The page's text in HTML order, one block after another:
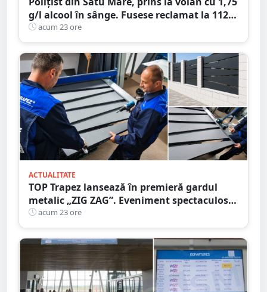
g/l alcool în sânge. Fusese reclamat la 112
că circula pe contrasens
acum 23 ore
ACTUALITATE
TOP Trapez lansează în premieră gardul
metalic „ZIG ZAG”. Eveniment spectaculos
în Grădina Romei
acum 23 ore